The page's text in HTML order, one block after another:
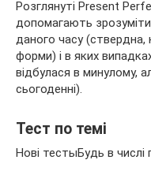
Розглянуті Present
допомагають
даного часу (ствердна,
форми) і в яких
відбулася в минулому,
сьогоденні).
Тест по темі
Нові тестыБудь в